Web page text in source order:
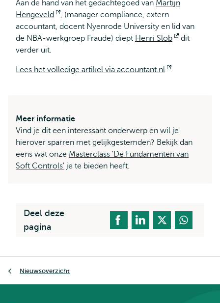
Aan de hand van het gedachtegoed van Martijn
Hengeveld
Opent
extern
, (manager compliance, extern
accountant, docent Nyenrode University en lid van
de NBA-werkgroep Fraude) diept Henri Slob
Opent
dit
verder uit.
Lees het volledige artikel via accountant.nl
Meer informatie
Vind je dit een interessant onderwerp en wil je
hierover sparren met gelijkgestemden? Bekijk dan
eens wat onze Masterclass 'De Fundamenten van
Soft Controls' je te bieden heeft.
Deel deze
pagina
Nieuwsoverzicht